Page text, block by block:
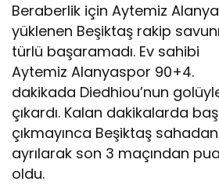
Beraberlik için Aytemiz
yüklenen Beşiktaş rakip
türlü başaramadı. Ev sahibi
Aytemiz Alanyaspor 90+4.
dakikada Diedhiou’nun
çıkardı. Kalan dakikalarda
çıkmayınca Beşiktaş
ayrılarak son 3 maçından
oldu.